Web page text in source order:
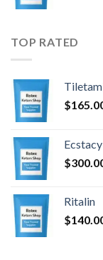
TOP RATED
$
$
Ritalin
$